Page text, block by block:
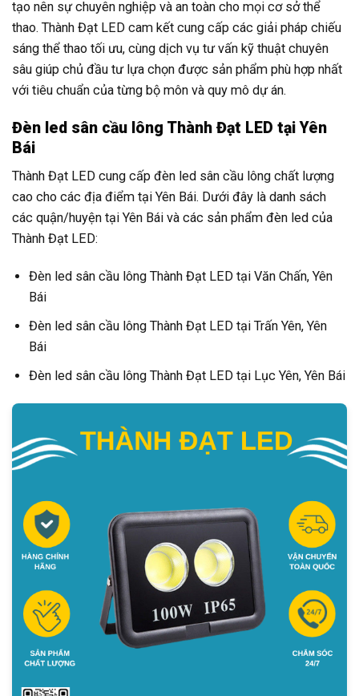
tạo nên sự chuyên nghiệp và an toàn cho mọi cơ sở thể
thao. Thành Đạt LED cam kết cung cấp các giải pháp chiếu
sáng thể thao tối ưu, cùng dịch vụ tư vấn kỹ thuật chuyên
sâu giúp chủ đầu tư lựa chọn được sản phẩm phù hợp nhất
với tiêu chuẩn của từng bộ môn và quy mô dự án.
Đèn led sân cầu lông Thành Đạt LED tại Yên
Bái
Thành Đạt LED cung cấp đèn led sân cầu lông chất lượng
cao cho các địa điểm tại Yên Bái. Dưới đây là danh sách
các quận/huyện tại Yên Bái và các sản phẩm đèn led của
Thành Đạt LED:
Đèn led sân cầu lông Thành Đạt LED tại Văn Chấn, Yên
Bái
Đèn led sân cầu lông Thành Đạt LED tại Trấn Yên, Yên
Bái
Đèn led sân cầu lông Thành Đạt LED tại Lục Yên, Yên Bái